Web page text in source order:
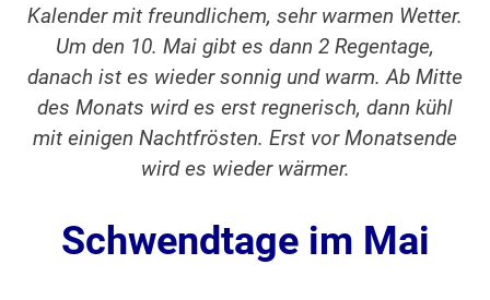
Kalender mit freundlichem, sehr warmen Wetter.
Um den 10. Mai gibt es dann 2 Regentage,
danach ist es wieder sonnig und warm. Ab Mitte
des Monats wird es erst regnerisch, dann kühl
mit einigen Nachtfrösten. Erst vor Monatsende
wird es wieder wärmer.
Schwendtage im Mai